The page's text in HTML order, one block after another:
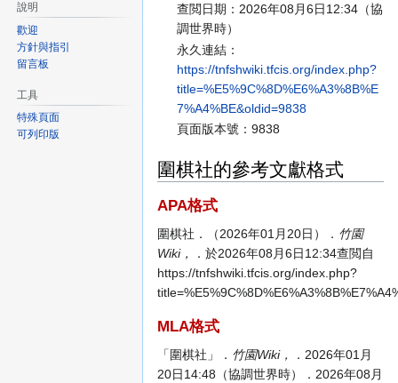
查閲日期：2026年08月6日12:34（協
調世界時）
永久連結：
https://tnfshwiki.tfcis.org/index.php?
title=%E5%9C%8D%E6%A3%8B%E
7%A4%BE&oldid=9838
頁面版本號：9838
圍棋社的參考文獻格式
APA格式
圍棋社．（2026年01月20日）． 竹園
Wiki，
．於2026年08月6日12:34查閲自
https://tnfshwiki.tfcis.org/index.php?
MLA格式
「圍棋社」． 竹園Wiki，
．2026年01月
20日14:48（協調世界時）．2026年08月
說明
歡迎
方針與指引
留言板
工具
特殊頁面
可列印版